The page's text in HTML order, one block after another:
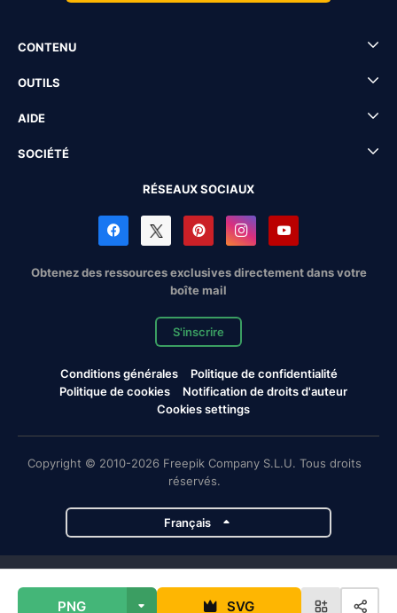
PNG SVG
CONTENU
OUTILS
AIDE
SOCIÉTÉ
RÉSEAUX SOCIAUX
Obtenez des ressources exclusives directement dans votre
boîte mail
S'inscrire
Conditions générales
Politique de confidentialité
Politique de cookies
Notification de droits d'auteur
Cookies settings
Copyright © 2010-2026 Freepik Company S.L.U. Tous droits
réservés.
Français